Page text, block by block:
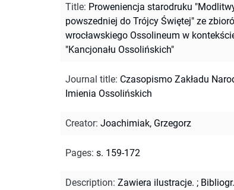
Title: Proweniencja starodruku
powszedniej do Trójcy Świętej" ze
wrocławskiego Ossolineum w
"Kancjonału Ossolińskich"
Journal title: Czasopismo Zakładu
Imienia Ossolińskich
Creator: Joachimiak, Grzegorz
Pages: s. 159-172
Description: Zawiera ilustracje. ; Bibliogr.